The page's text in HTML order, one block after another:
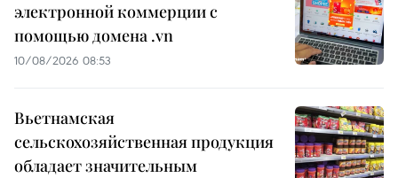
электронной коммерции с
помощью домена .vn
10/08/2026 08:53
Вьетнамская
сельскохозяйственная продукция
обладает значительным